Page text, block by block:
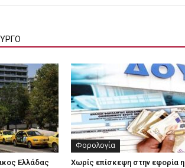
Ελλάδας
Φορολογία
Χωρίς επίσκεψη στην εφορία η